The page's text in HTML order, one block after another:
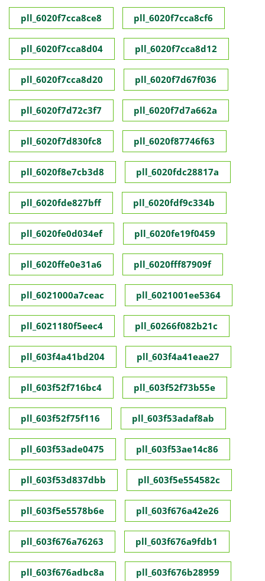
pll_6020f7cca8ce8 pll_6020f7cca8cf6
pll_6020f7cca8d04 pll_6020f7cca8d12
pll_6020f7cca8d20 pll_6020f7d67f036
pll_6020f7d72c3f7 pll_6020f7d7a662a
pll_6020f7d830fc8 pll_6020f87746f63
pll_6020f8e7cb3d8 pll_6020fdc28817a
pll_6020fde827bff pll_6020fdf9c334b
pll_6020fe0d034ef pll_6020fe19f0459
pll_6020ffe0e31a6 pll_6020fff87909f
pll_6021000a7ceac pll_6021001ee5364
pll_6021180f5eec4 pll_60266f082b21c
pll_603f4a41bd204 pll_603f4a41eae27
pll_603f52f716bc4 pll_603f52f73b55e
pll_603f52f75f116 pll_603f53adaf8ab
pll_603f53ade0475 pll_603f53ae14c86
pll_603f53d837dbb pll_603f5e554582c
pll_603f5e5578b6e pll_603f676a42e26
pll_603f676a76263 pll_603f676a9fdb1
pll_603f676adbc8a pll_603f676b28959